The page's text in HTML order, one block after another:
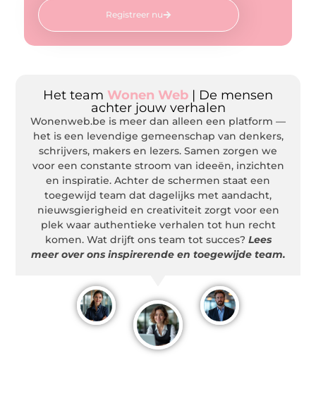
Registreer nu
Het team Wonen Web | De mensen
achter jouw verhalen
Wonenweb.be is meer dan alleen een platform —
het is een levendige gemeenschap van denkers,
schrijvers, makers en lezers. Samen zorgen we
voor een constante stroom van ideeën, inzichten
en inspiratie. Achter de schermen staat een
toegewijd team dat dagelijks met aandacht,
nieuwsgierigheid en creativiteit zorgt voor een
plek waar authentieke verhalen tot hun recht
komen. Wat drijft ons team tot succes? Lees
meer over ons inspirerende en toegewijde team.